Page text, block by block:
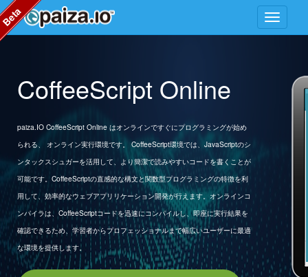
CoffeeScript Online
paiza.IO CoffeeScript Online はオンラインですぐにプログラミングが始め
られる、 オンライン実行環境です。 CoffeeScript環境では、JavaScriptのシ
ンタックスシュガーを活用して、より簡潔で読みやすいコードを書くことが
可能です。CoffeeScriptの直感的な構文と関数型プログラミングの特徴を利
用して、効率的なウェブアプリリケーション開発が行えます。オンラインコ
ンパイラは、CoffeeScriptコードを迅速にコンパイルし、即座に実行結果を
確認できるため、学習者からプロフェッショナルまで幅広いユーザーに最適
な環境を提供します。